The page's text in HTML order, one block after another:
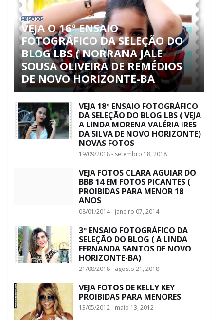
ENSAIOS
VEJA O 16º ENSAIO
FOTOGRÁFICO DA SELEÇÃO DO
BLOG LBS ( NORRANA JALE
SOUSA OLIVEIRA DE REMÉDIOS
DE NOVO HORIZONTE-BA
VEJA 18º ENSAIO FOTOGRÁFICO
DA SELEÇÃO DO BLOG LBS ( VEJA
A LINDA MORENA VALÉRIA IRES
DA SILVA DE NOVO HORIZONTE)
NOVAS FOTOS
19/09/2018 - setembro 18, 2018
VEJA FOTOS CLARA AGUIAR DO
BBB 14 EM FOTOS PICANTES (
PROIBIDAS PARA MENOR 18
ANOS
08/01/2014 - janeiro 07, 2014
3º ENSAIO FOTOGRÁFICO DA
SELEÇÃO DO BLOG ( A LINDA
FERNANDA SANTOS DE NOVO
HORIZONTE-BA)
21/08/2018 - agosto 21, 2018
VEJA FOTOS DE KELLY KEY
PROIBIDAS PARA MENORES
13/05/2012 - maio 13, 2012